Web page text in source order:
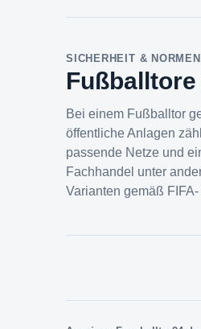
SICHERHEIT & NORMEN
Bei einem Fußballtor
öffentliche Anlagen
passende Netze und
Fachhandel unter
Varianten gemäß